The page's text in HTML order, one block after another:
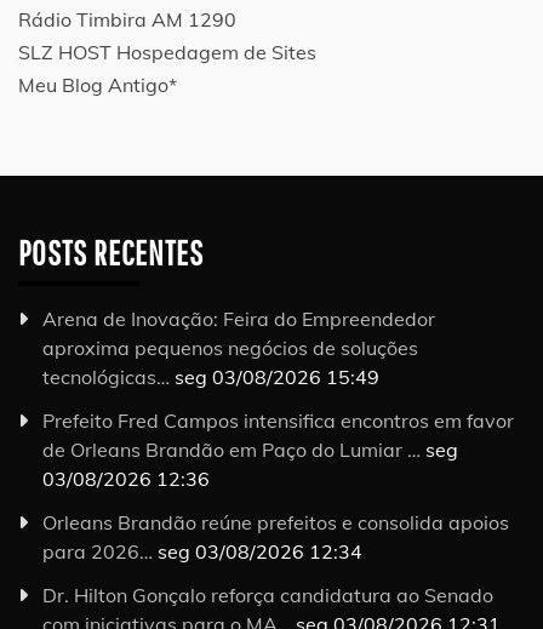
Rádio Timbira AM 1290
SLZ HOST Hospedagem de Sites
Meu Blog Antigo*
POSTS RECENTES
Arena de Inovação: Feira do Empreendedor
aproxima pequenos negócios de soluções
tecnológicas… seg 03/08/2026 15:49
Prefeito Fred Campos intensifica encontros em favor
de Orleans Brandão em Paço do Lumiar … seg
03/08/2026 12:36
Orleans Brandão reúne prefeitos e consolida apoios
para 2026… seg 03/08/2026 12:34
Dr. Hilton Gonçalo reforça candidatura ao Senado
com iniciativas para o MA…
seg 03/08/2026 12:31